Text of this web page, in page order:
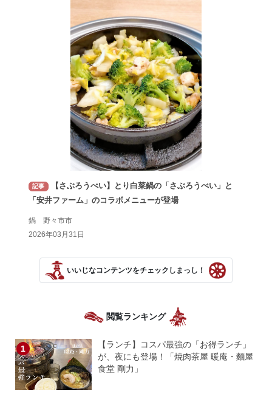
記事
【さぶろうべい】とり白菜鍋の「さぶろうべい」と
「安井ファーム」のコラボメニューが登場
鍋 野々市市
2026年03月31日
いいじなコンテンツをチェックしまっし！
閲覧ランキング
【ランチ】コスパ最強の「お得ランチ」
が、夜にも登場！「焼肉茶屋 暖庵・麵屋
食堂 剛力」